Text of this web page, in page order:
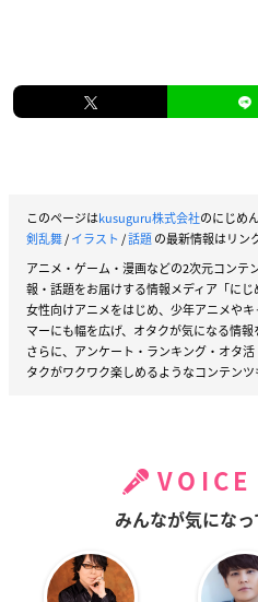
このページはkusuguru株式会社のにじめ
剣乱舞/イラスト /話題の最新情報はリン
アニメ・ゲーム・漫画などの2次元コンテ
報・話題をお届けする情報メディア「にじ
女性向けアニメをはじめ、少年アニメや
マーにも幅を広げ、オタクが気になる情報
さらに、アンケート・ランキング・オタ
タクがワクワク楽しめるようなコンテンツ
VOICE
みんなが気にな